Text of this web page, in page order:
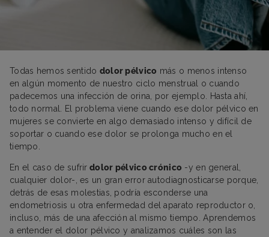
Todas hemos sentido dolor pélvico más o menos intenso
en algún momento de nuestro ciclo menstrual o cuando
padecemos una infección de orina, por ejemplo. Hasta ahí,
todo normal. El problema viene cuando ese dolor pélvico en
mujeres se convierte en algo demasiado intenso y difícil de
soportar o cuando ese dolor se prolonga mucho en el
tiempo.
En el caso de sufrir dolor pélvico crónico -y en general,
cualquier dolor-, es un gran error autodiagnosticarse porque,
detrás de esas molestias, podría esconderse una
endometriosis u otra enfermedad del aparato reproductor o,
incluso, más de una afección al mismo tiempo. Aprendemos
a entender el dolor pélvico y analizamos cuáles son las